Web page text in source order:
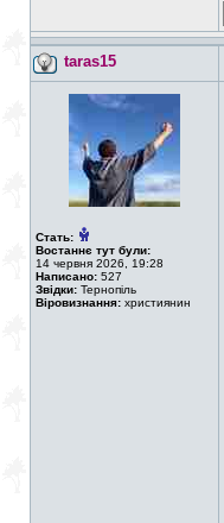
taras15
Стать:
Востаннє тут були:
14 червня 2026, 19:28
Написано: 527
Звідки: Тернопіль
Віровизнання: християнин